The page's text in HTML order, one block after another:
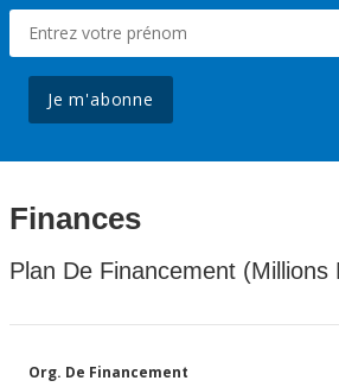
Je m'abonne
Finances
Plan De Financement (Millions
Org. De Financement